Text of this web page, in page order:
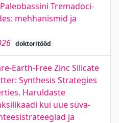
Tremadoci-
mehhanismid ja
doktoritööd
Earth-Free Zinc Silicate
Synthesis Strategies
Haruldaste
kui uue süva-
ja